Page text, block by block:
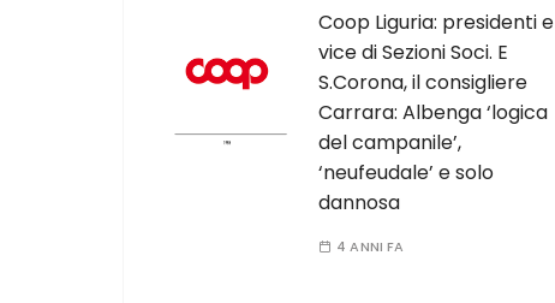
Coop Liguria: presidenti e
vice di Sezioni Soci. E
S.Corona, il consigliere
Carrara: Albenga ‘logica
del campanile’,
‘neufeudale’ e solo
dannosa
4 ANNI FA